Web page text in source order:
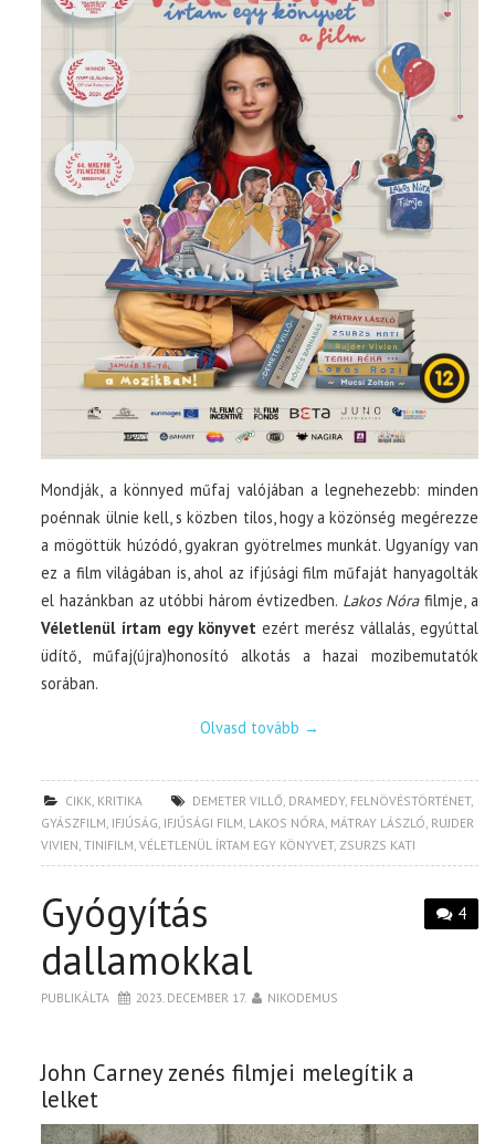
Mondják, a könnyed műfaj valójában a legnehezebb: minden
poénnak ülnie kell, s közben tilos, hogy a közönség megérezze
a mögöttük húzódó, gyakran gyötrelmes munkát. Ugyanígy van
ez a film világában is, ahol az ifjúsági film műfaját hanyagolták
el hazánkban az utóbbi három évtizedben. Lakos Nórafilmje, a
Véletlenül írtam egy könyvetezért merész vállalás, egyúttal
üdítő, műfaj(újra)honosító alkotás a hazai mozibemutatók
sorában.
Olvasd tovább →
CIKK, KRITIKA DEMETER VILLŐ, DRAMEDY, FELNÖVÉSTÖRTÉNET,
GYÁSZFILM, IFJÚSÁG, IFJÚSÁGI FILM, LAKOS NÓRA, MÁTRAY LÁSZLÓ, RUJDER
VIVIEN,TINIFILM,VÉLETLENÜL ÍRTAM EGY KÖNYVET, ZSURZS KATI
4
Gyógyítás
dallamokkal
PUBLIKÁLTA 2023. DECEMBER 17. NIKODEMUS
John Carney zenés filmjei melegítik a
lelket